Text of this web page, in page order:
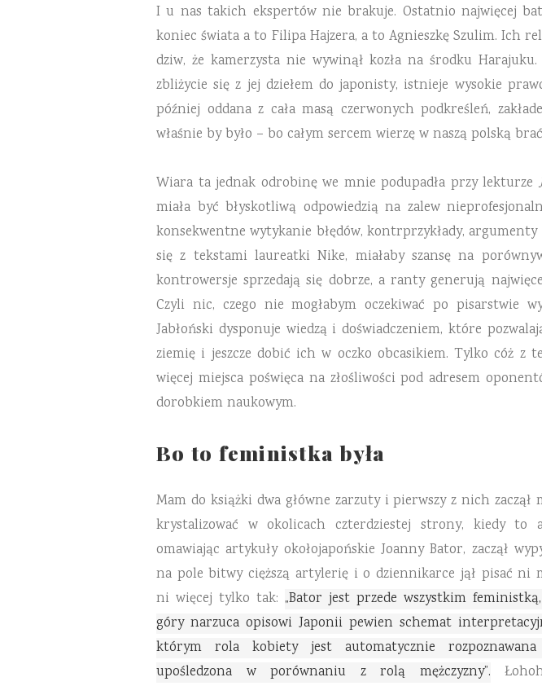
I u nas takich ekspertów nie brakuje. Ostatnio najwięcej
koniec świata a to Filipa Hajzera, a to Agnieszkę Szulim. Ich
dziw, że kamerzysta nie wywinął kozła na środku
zbliżycie się z jej dziełem do japonisty, istnieje wysokie
później oddana z cała masą czerwonych podkreśleń,
właśnie by było – bo całym sercem wierzę w naszą polską
Wiara ta jednak odrobinę we mnie podupadła przy lekturze
miała być błyskotliwą odpowiedzią na zalew
konsekwentne wytykanie błędów, kontrprzykłady,
się z tekstami laureatki Nike, miałaby szansę na
kontrowersje sprzedają się dobrze, a ranty generują
Czyli nic, czego nie mogłabym oczekiwać po pisarstwie
Jabłoński dysponuje wiedzą i doświadczeniem, które
ziemię i jeszcze dobić ich w oczko obcasikiem. Tylko cóż z
więcej miejsca poświęca na złośliwości pod adresem
dorobkiem naukowym.
Bo to feministka była
Mam do książki dwa główne zarzuty i pierwszy z nich zaczął
krystalizować w okolicach czterdziestej strony, kiedy to
omawiając artykuły okołojapońskie Joanny Bator, zaczął
na pole bitwy cięższą artylerię i o dziennikarce jął pisać ni
ni więcej tylko tak: „Bator jest przede wszystkim
góry narzuca opisowi Japonii pewien schemat
którym rola kobiety jest automatycznie
upośledzona w porównaniu z rolą mężczyzny”.